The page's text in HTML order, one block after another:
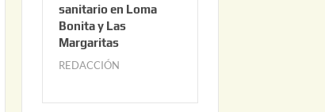
2
2
sanitario en Loma
Bonita y Las
Margaritas
REDACCIÓN
l